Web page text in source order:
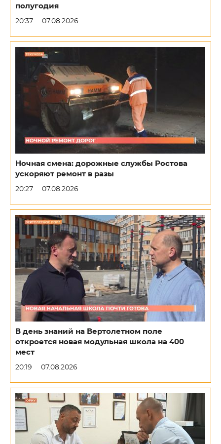
полугодия
20:37 07.08.2026
Ночная смена: дорожные службы Ростова
ускоряют ремонт в разы
20:27 07.08.2026
В день знаний на Вертолетном поле
откроется новая модульная школа на 400
мест
20:19 07.08.2026